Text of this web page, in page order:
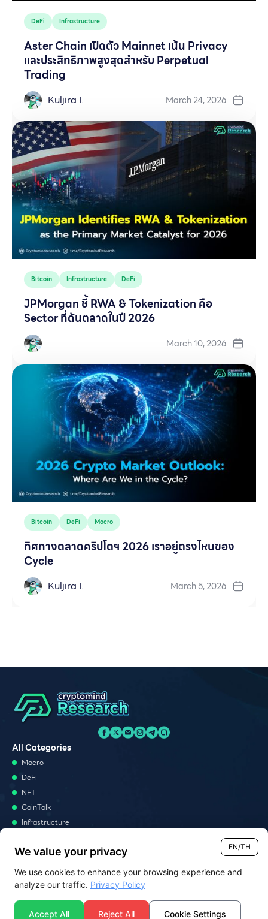
DeFi Infrastructure
Aster Chain เปิดตัว Mainnet เน้น Privacy
และประสิทธิภาพสูงสุดสำหรับ Perpetual
Trading
Kuljira I. March 24, 2026
Bitcoin Infrastructure DeFi
JPMorgan ชี้ RWA & Tokenization คือ
Sector ที่ดันตลาดในปี 2026
March 10, 2026
Bitcoin DeFi Macro
ทิศทางตลาดคริปโตฯ 2026 เราอยู่ตรงไหนของ
Cycle
Kuljira I. March 5, 2026
All Categories
Macro
DeFi
NFT
CoinTalk
Infrastructure
Podcast
Monthly Report
Report
News Analysis
EN/TH
We value your privacy
We use cookies to enhance your browsing experience and
analyze our traffic. Privacy Policy
Accept All Reject All Cookie Settings